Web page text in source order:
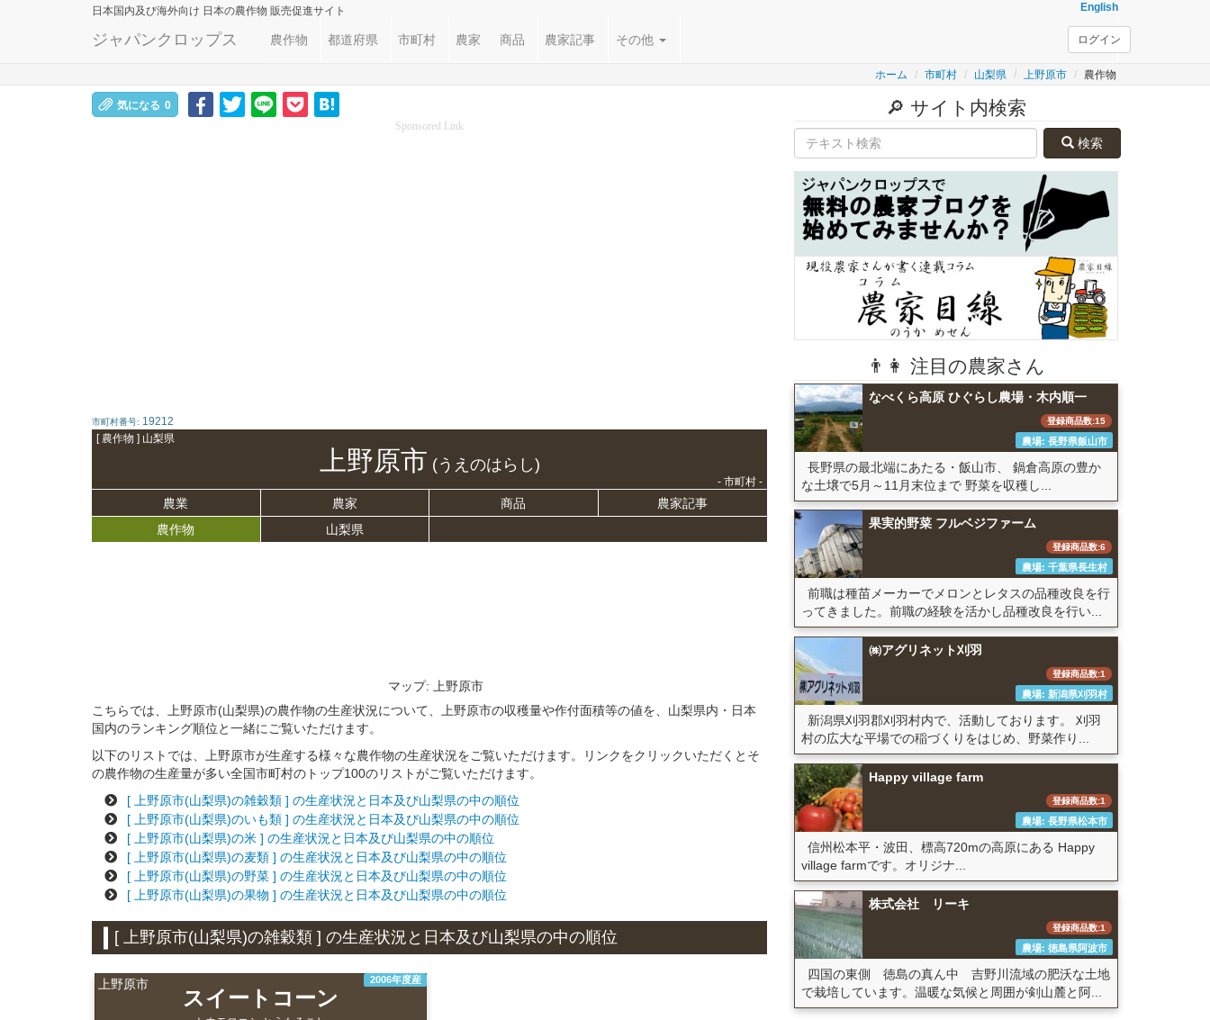
日本国内及び海外向け 日本の農作物 販売促進サイト English
ジャパンクロップス 農作物 都道府県 市町村 農家 商品 農家記事 その他 ログイン
ホーム 市町村 山梨県 上野原市 農作物
気になる 0
Sponsored Link
市町村番号: 19212
[ 農作物 ] 山梨県
上野原市 (うえのはらし)
- 市町村 -
農業 農家 商品
農家記事
農作物
山梨県
マップ: 上野原市
こちらでは、上野原市(山梨県)の農作物の生産状況について、上野原市の収穫量や作付面積等の値を、山梨県内・日本
国内のランキング順位と一緒にご覧いただけます。
以下のリストでは、上野原市が生産する様々な農作物の生産状況をご覧いただけます。リンクをクリックいただくとそ
の農作物の生産量が多い全国市町村のトップ100のリストがご覧いただけます。
[ 上野原市(山梨県)の雑穀類 ] の生産状況と日本及び山梨県の中の順位
[ 上野原市(山梨県)のいも類 ] の生産状況と日本及び山梨県の中の順位
[ 上野原市(山梨県)の米 ] の生産状況と日本及び山梨県の中の順位
[ 上野原市(山梨県)の麦類 ] の生産状況と日本及び山梨県の中の順位
[ 上野原市(山梨県)の野菜 ] の生産状況と日本及び山梨県の中の順位
[ 上野原市(山梨県)の果物 ] の生産状況と日本及び山梨県の中の順位
[ 上野原市(山梨県)の雑穀類 ] の生産状況と日本及び山梨県の中の順位
上野原市 2006年度産
スイートコーン
🔎 サイト内検索
検索
👨👩 注目の農家さん
なべくら高原 ひぐらし農場・木内順一
登録商品数:15
農場: 長野県飯山市
長野県の最北端にあたる・飯山市、 鍋倉高原の豊か
な土壌で5月～11月末位まで 野菜を収穫し...
果実的野菜 フルベジファーム
登録商品数:6
農場: 千葉県長生村
前職は種苗メーカーでメロンとレタスの品種改良を行
ってきました。前職の経験を活かし品種改良を行い...
㈱アグリネット刈羽
登録商品数:1
農場: 新潟県刈羽村
新潟県刈羽郡刈羽村内で、活動しております。 刈羽
村の広大な平場での稲づくりをはじめ、野菜作り...
Happy village farm
登録商品数:1
農場: 長野県松本市
信州松本平・波田、標高720mの高原にある Happy
village farmです。オリジナ...
株式会社 リーキ
登録商品数:1
農場: 徳島県阿波市
四国の東側 徳島の真ん中 吉野川流域の肥沃な土地
で栽培しています。温暖な気候と周囲が剣山麓と阿...